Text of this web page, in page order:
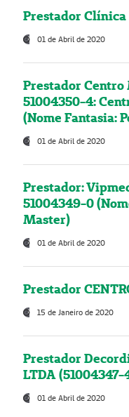
Prestador
01 de Abril de 2020
Prestador
51004350-4:
(Nome Fantasia:
01 de Abril de 2020
Prestador:
51004349-0
Master)
01 de Abril de 2020
Prestador
15 de Janeiro de 2020
Prestador
LTDA (51004347-
01 de Abril de 2020